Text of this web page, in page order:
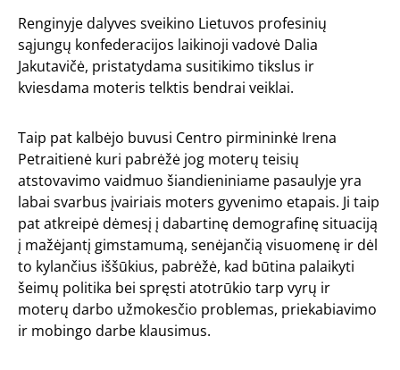
Renginyje dalyves sveikino Lietuvos profesinių
sąjungų konfederacijos laikinoji vadovė Dalia
Jakutavičė, pristatydama susitikimo tikslus ir
kviesdama moteris telktis bendrai veiklai.
Taip pat kalbėjo buvusi Centro pirmininkė Irena
Petraitienė kuri pabrėžė jog moterų teisių
atstovavimo vaidmuo šiandieniniame pasaulyje yra
labai svarbus įvairiais moters gyvenimo etapais. Ji taip
pat atkreipė dėmesį į dabartinę demografinę situaciją
į mažėjantį gimstamumą, senėjančią visuomenę ir dėl
to kylančius iššūkius, pabrėžė, kad būtina palaikyti
šeimų politika bei spręsti atotrūkio tarp vyrų ir
moterų darbo užmokesčio problemas, priekabiavimo
ir mobingo darbe klausimus.